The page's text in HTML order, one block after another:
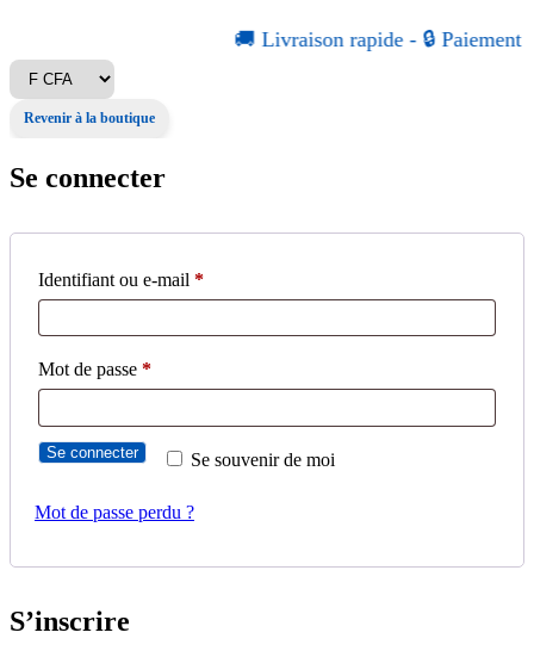
🚚 Livraison rapide - 🔒 Paiement
Revenir à la boutique
Se connecter
Identifiant ou e-mail *Obligatoire
Mot de passe *Obligatoire
Se souvenir de moi
Se connecter
Mot de passe perdu ?
S’inscrire